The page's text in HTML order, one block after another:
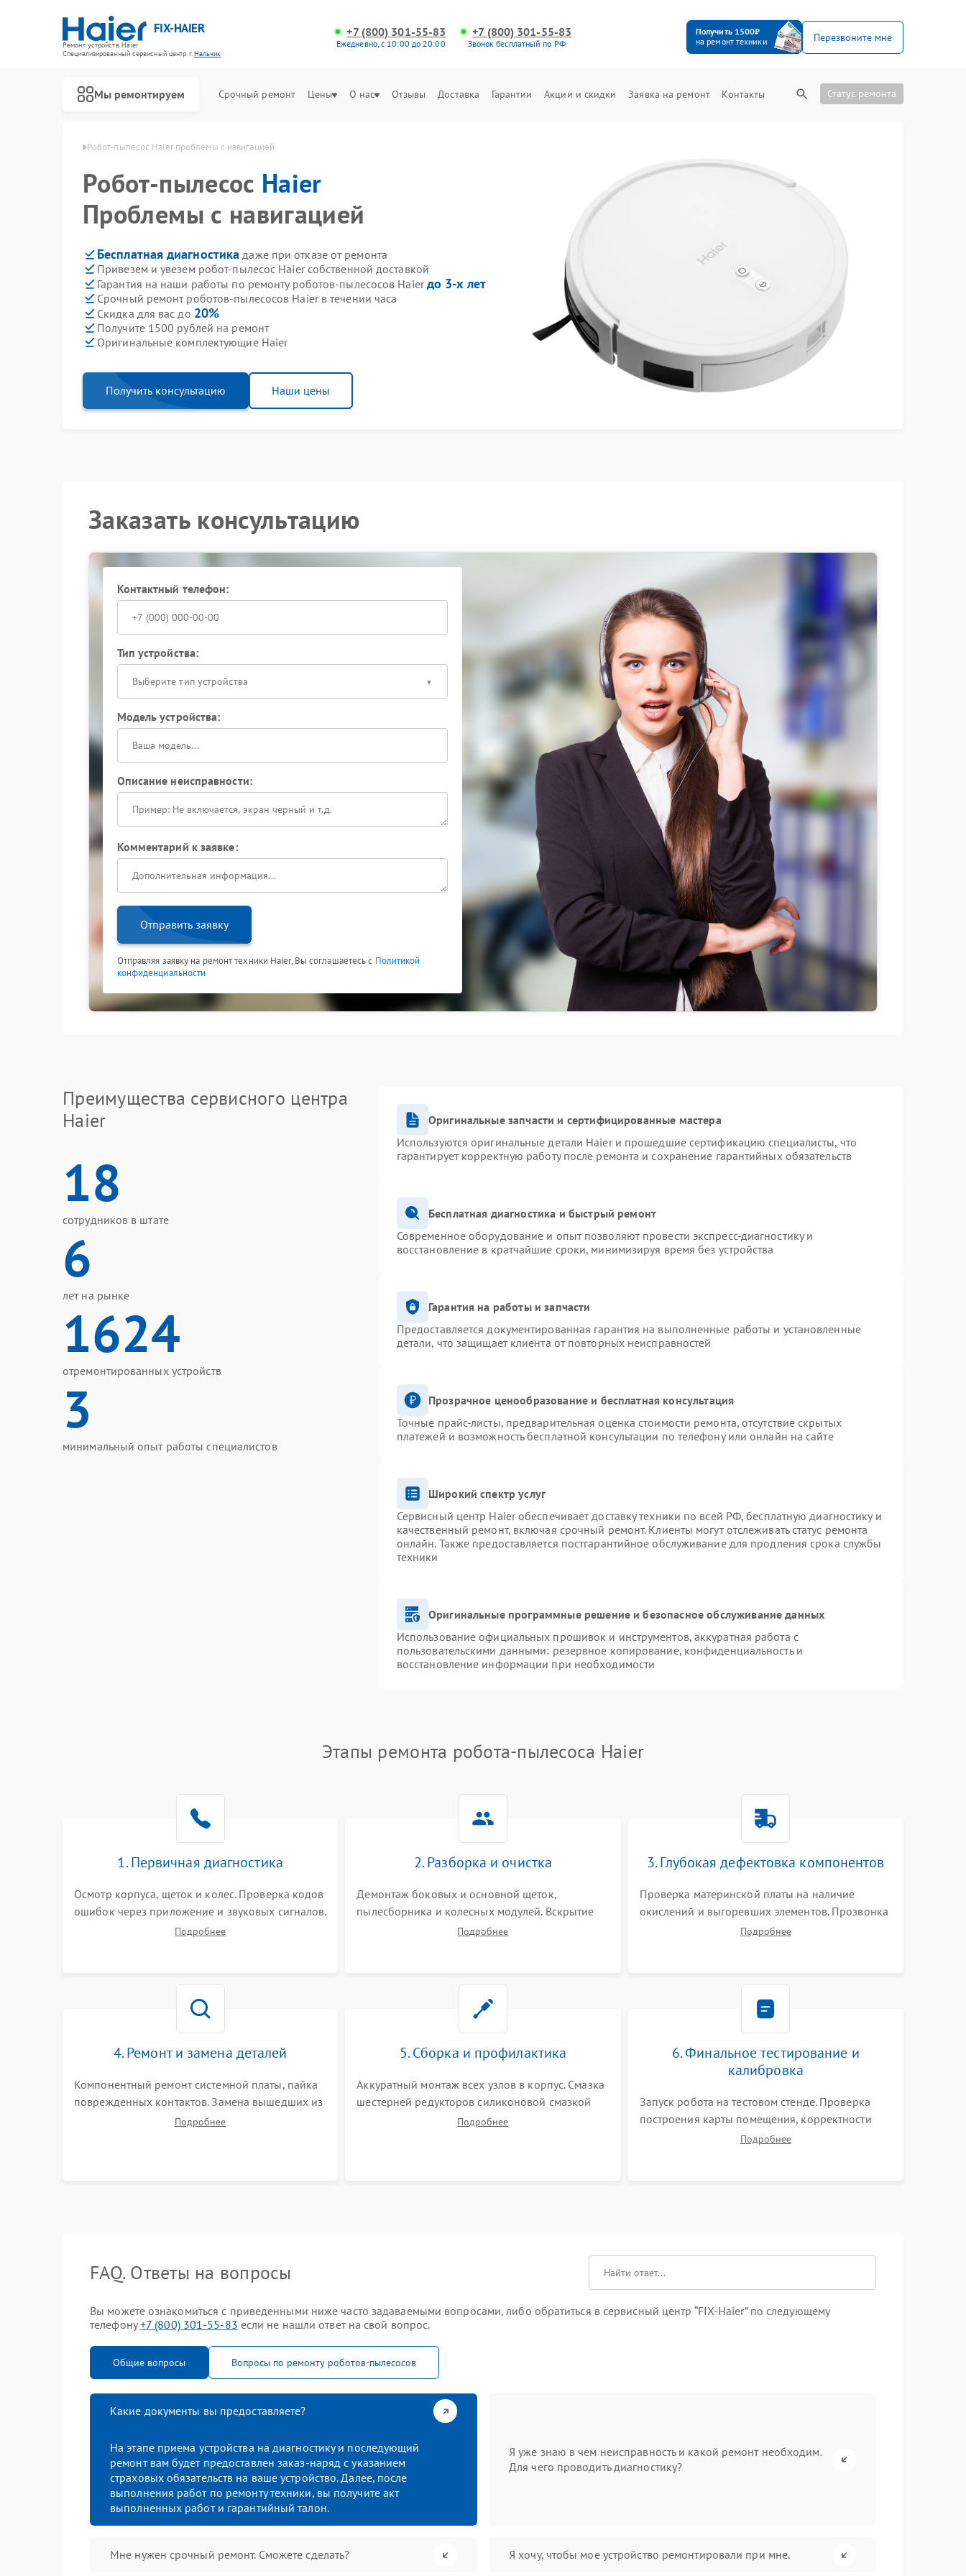
FIX-HAIER
Ремонт устройств Haier
Специализированный cервисный центр г.Нальчик
+7 (800) 301-55-83
Ежедневно, с 10:00 до 20:00
+7 (800) 301-55-83
Звонок бесплатный по РФ
Получить 1500₽
на ремонт техники
Перезвоните мне
Мы ремонтируем Срочный ремонт Цены О нас Отзывы Доставка Гарантии Акции и скидки Заявка на ремонт Контакты Статус ремонта
Робот-пылесос Haier проблемы с навигацией
Робот-пылесос Haier
Проблемы с навигацией
Бесплатная диагностика даже при отказе от ремонта
Привезем и увезем робот-пылесос Haier собственной доставкой
Гарантия на наши работы по ремонту роботов-пылесосов Haierдо 3-х лет
Срочный ремонт роботов-пылесосов Haier в течении часа
Скидка для вас до 20%
Получите 1500 рублей на ремонт
Оригинальные комплектующие Haier
Получить консультацию Наши цены
Заказать консультацию
Контактный телефон:
Тип устройства:
Выберите тип устройства
Модель устройства:
Описание неисправности:
Комментарий к заявке:
Отправить заявку
Отправляя заявку на ремонт техники Haier, Вы соглашаетесь с Политикой
конфиденциальности
Преимущества сервисного центра
Haier
18
сотрудников в штате
6
лет на рынке
1624
отремонтированных устройств
3
минимальный опыт работы специалистов
Оригинальные запчасти и сертифицированные мастера
Используются оригинальные детали Haier и прошедшие сертификацию специалисты, что
гарантирует корректную работу после ремонта и сохранение гарантийных обязательств
Бесплатная диагностика и быстрый ремонт
Современное оборудование и опыт позволяют провести экспресс-диагностику и
восстановление в кратчайшие сроки, минимизируя время без устройства
Гарантия на работы и запчасти
Предоставляется документированная гарантия на выполненные работы и установленные
детали, что защищает клиента от повторных неисправностей
Прозрачное ценообразование и бесплатная консультация
Точные прайс-листы, предварительная оценка стоимости ремонта, отсутствие скрытых
платежей и возможность бесплатной консультации по телефону или онлайн на сайте
Широкий спектр услуг
Сервисный центр Haier обеспечивает доставку техники по всей РФ, бесплатную диагностику и
качественный ремонт, включая срочный ремонт. Клиенты могут отслеживать статус ремонта
онлайн. Также предоставляется постгарантийное обслуживание для продления срока службы
техники
Оригинальные программные решение и безопасное обслуживание данных
Использование официальных прошивок и инструментов, аккуратная работа с
пользовательскими данными: резервное копирование, конфиденциальность и
восстановление информации при необходимости
Этапы ремонта робота-пылесоса Haier
1. Первичная диагностика
Осмотр корпуса, щеток и колес. Проверка кодов
ошибок через приложение и звуковых сигналов.
Замер емкости аккумулятора и тестирование
Подробнее
2. Разборка и очистка
Демонтаж боковых и основной щеток,
пылесборника и колесных модулей. Вскрытие
корпуса робота. Тщательная очистка внутренних
Подробнее
3. Глубокая дефектовка компонентов
Проверка материнской платы на наличие
окислений и выгоревших элементов. Прозвонка
цепей питания, тестирование приводных
Подробнее
4. Ремонт и замена деталей
Компонентный ремонт системной платы, пайка
поврежденных контактов. Замена вышедших из
строя двигателей, изношенного аккумулятора,
Подробнее
5. Сборка и профилактика
Аккуратный монтаж всех узлов в корпус. Смазка
шестерней редукторов силиконовой смазкой
для снижения шума. Установка новых
Подробнее
6. Финальное тестирование и
калибровка
Запуск робота на тестовом стенде. Проверка
построения карты помещения, корректности
навигации и обхода препятствий. Оценка силы
Подробнее
FAQ. Ответы на вопросы
Вы можете ознакомиться с приведенными ниже часто задаваемыми вопросами, либо обратиться в сервисный центр “FIX-Haier” по следующему
телефону+7 (800) 301-55-83 если не нашли ответ на свой вопрос.
Общие вопросы Вопросы по ремонту роботов-пылесосов
Какие документы вы предоставляете?
На этапе приема устройства на диагностику и последующий
ремонт вам будет предоставлен заказ-наряд с указанием
страховых обязательств на ваше устройство. Далее, после
выполнения работ по ремонту техники, вы получите акт
выполненных работ и гарантийный талон.
Я уже знаю в чем неисправность и какой ремонт необходим.
Для чего проводить диагностику?
Мне нужен срочный ремонт. Сможете сделать? Я хочу, чтобы мое устройство ремонтировали при мне.